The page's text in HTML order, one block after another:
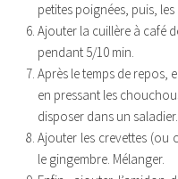
petites poignées, puis,
Ajouter la cuillère à café
pendant 5/10 min.
Après le temps de repos,
en pressant les
disposer dans un saladier.
Ajouter les crevettes (ou
le gingembre. Mélanger.